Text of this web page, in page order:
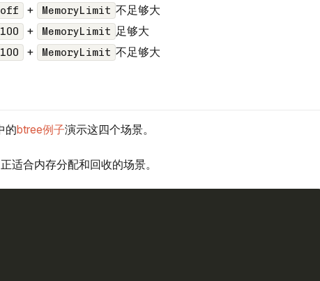
+ MemoryLimit 不足够大
+ MemoryLimit 足够大
+ MemoryLimit 不足够大
的btree例子演示这四个场景。
适合内存分配和回收的场景。